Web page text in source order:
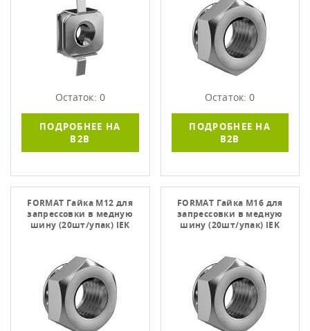
Остаток: 0
ПОДРОБНЕЕ НА
B2B
Остаток: 0
ПОДРОБНЕЕ НА
B2B
FORMAT Гайка М12 для
запрессовки в медную
шину (20шт/упак) IEK
FORMAT Гайка М16 для
запрессовки в медную
шину (20шт/упак) IEK